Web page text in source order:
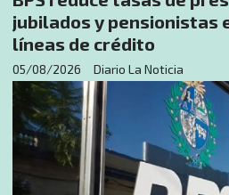
jubilados y pensionistas
líneas de crédito
Diario La Noticia
05/08/2026